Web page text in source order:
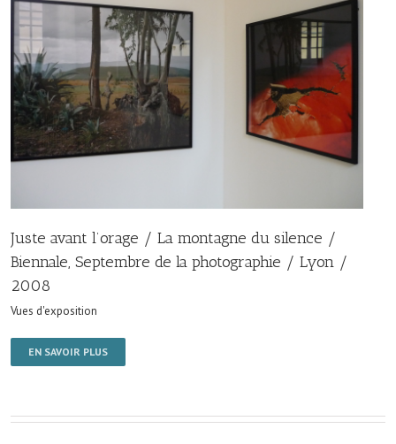
Juste avant l’orage / La montagne du silence /
Biennale, Septembre de la photographie / Lyon /
2008
Vues d'exposition
EN SAVOIR PLUS